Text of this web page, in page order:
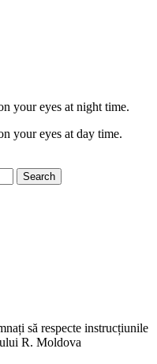
your eyes at night time.
your eyes at day time.
Search
să respecte instrucțiunile
R. Moldova